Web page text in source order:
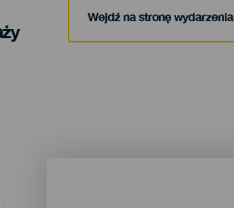
Wejdź na stronę wydarzenia